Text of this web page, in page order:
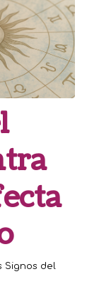
Signos del